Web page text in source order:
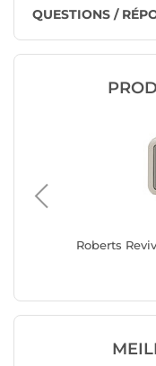
QUESTIONS /
Roberts